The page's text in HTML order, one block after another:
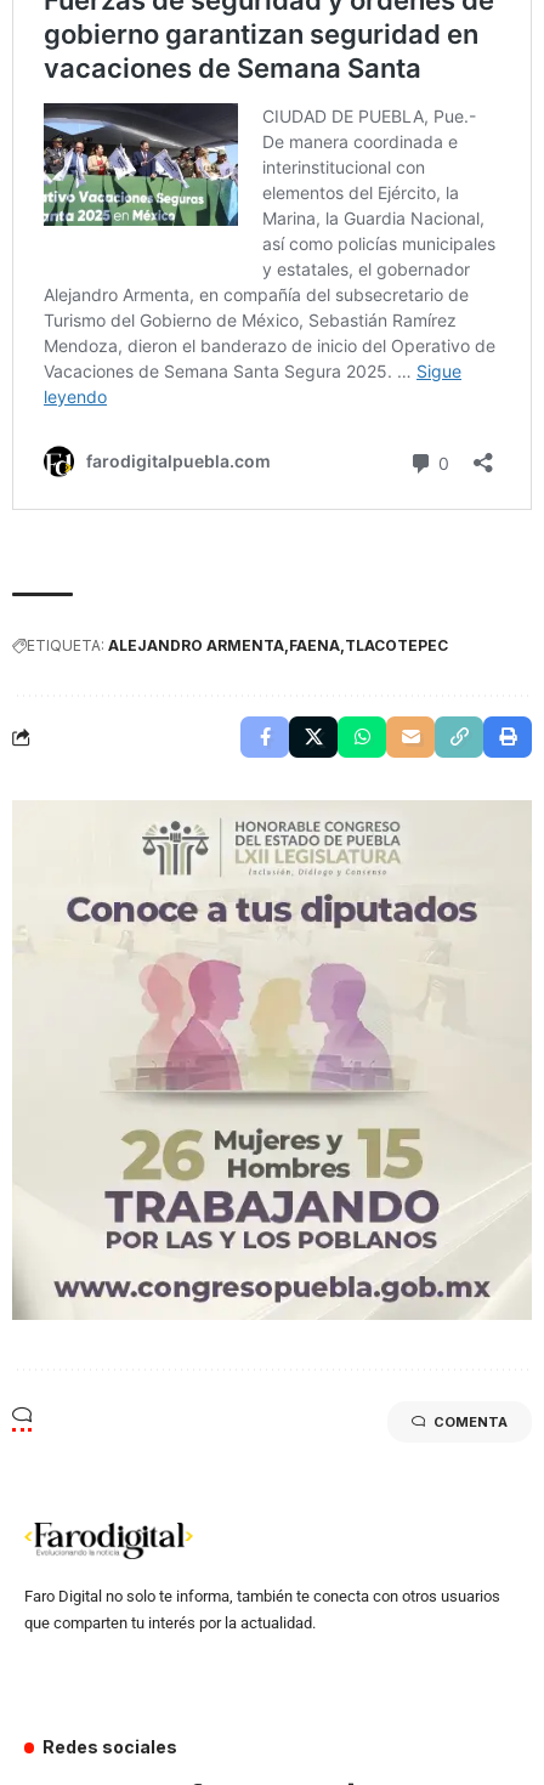
ETIQUETA: ALEJANDRO ARMENTA FAENA TLACOTEPEC
COMENTA
Faro Digital no solo te informa, también te conecta con otros usuarios
que comparten tu interés por la actualidad.
Redes sociales